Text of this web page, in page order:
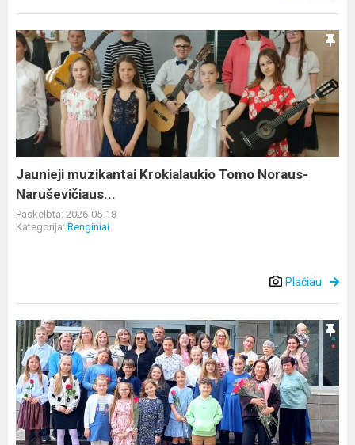
Jaunieji
muzikantai
Krokialaukio
Tomo
Noraus-
Naruševičiaus...
Jaunieji muzikantai Krokialaukio Tomo Noraus-
Naruševičiaus...
Paskelbta: 2026-05-18
Kategorija: Renginiai
Plačiau
Kūrėme,
augome
ir
šventėme
muziką!